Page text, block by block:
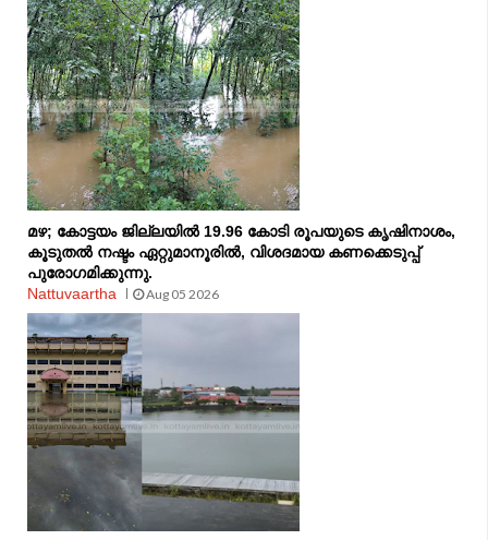
മഴ; കോട്ടയം ജില്ലയില്‍ 19.96 കോടി രൂപയുടെ കൃഷിനാശം,
കൂടുതല്‍ നഷ്ടം ഏറ്റുമാനൂരിൽ, വിശദമായ കണക്കെടുപ്പ്
പുരോഗമിക്കുന്നു.
Nattuvaartha
Aug 05 2026